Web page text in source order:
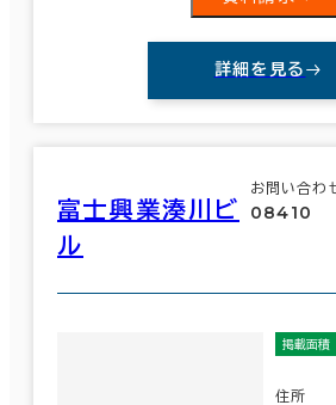
詳細を見る
富士興業湊川ビ
ル
お問い合わ
08410
掲載面積
住所